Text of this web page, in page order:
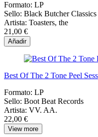
Formato: LP
Sello: Black Butcher Classics
Artista: Toasters, the
21,00 €
Añadir
Best Of The 2 Tone Peel
Formato: LP
Sello: Boot Beat Records
Artista: VV. AA.
22,00 €
View more